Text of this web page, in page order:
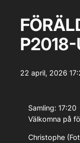
22 april, 2026
Samling: 17:20
Välkomna på
Christophe